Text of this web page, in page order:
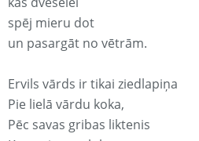
spēj mieru dot
un pasargāt no vētrām.
Ervils vārds ir tikai ziedlapiņa
Pie lielā vārdu koka,
Pēc savas gribas liktenis